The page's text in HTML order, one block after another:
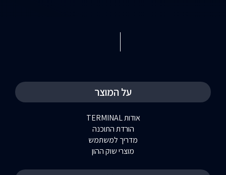
על המוצר
אודות TERMINAL
הורדת התוכנה
מדריך למשתמש
מוצרי שוק ההון